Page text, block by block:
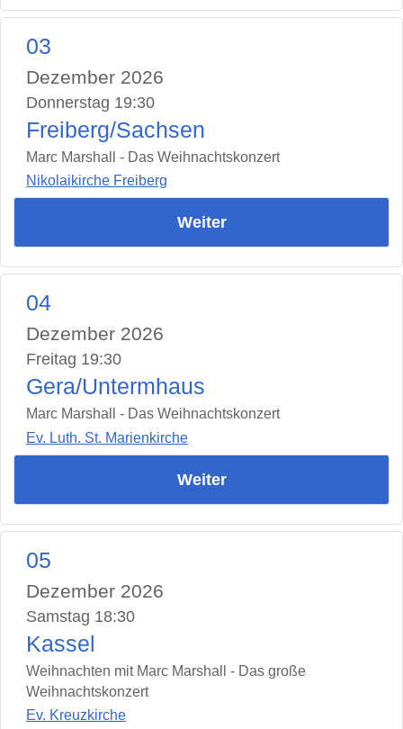
03
Dezember 2026
Donnerstag 19:30
Freiberg/Sachsen
Marc Marshall - Das Weihnachtskonzert
Nikolaikirche Freiberg
Weiter
04
Dezember 2026
Freitag 19:30
Gera/Untermhaus
Marc Marshall - Das Weihnachtskonzert
Ev. Luth. St. Marienkirche
Weiter
05
Dezember 2026
Samstag 18:30
Kassel
Weihnachten mit Marc Marshall - Das große
Weihnachtskonzert
Ev. Kreuzkirche